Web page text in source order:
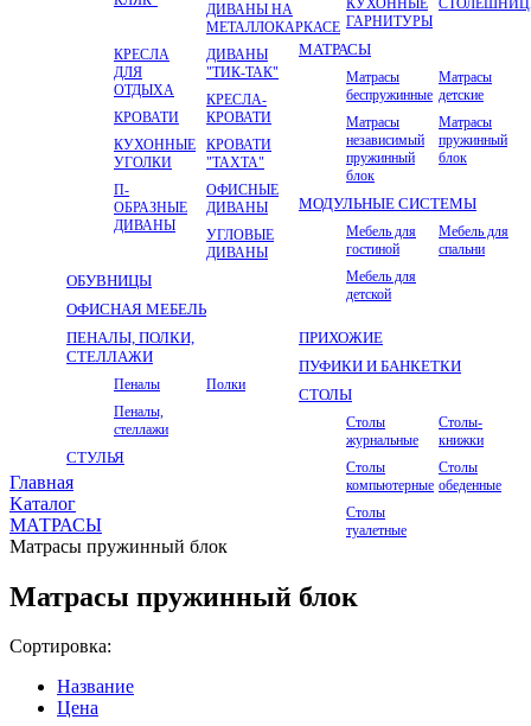
ДИВАНЫ НА
МЕТАЛЛОКАРКАСЕ
ДИВАНЫ
"ТИК-ТАК"
КРЕСЛА
ДЛЯ
ОТДЫХА
КРЕСЛА-
КРОВАТИ
КРОВАТИ
КРОВАТИ
"ТАХТА"
КУХОННЫЕ
УГОЛКИ
ОФИСНЫЕ
ДИВАНЫ
П-
ОБРАЗНЫЕ
ДИВАНЫ
УГЛОВЫЕ
ДИВАНЫ
ГАРНИТУРЫ
МАТРАСЫ
Матрасы
беспружинные
Матрасы
детские
Матрасы
независимый
пружинный
блок
Матрасы
пружинный
блок
МОДУЛЬНЫЕ СИСТЕМЫ
Мебель для
гостиной
Мебель для
спальни
Мебель для
детской
ОБУВНИЦЫ
ОФИСНАЯ МЕБЕЛЬ
ПЕНАЛЫ, ПОЛКИ,
СТЕЛЛАЖИ
Пеналы
Полки
Пеналы,
стеллажи
ПРИХОЖИЕ
ПУФИКИ И БАНКЕТКИ
СТОЛЫ
Столы
журнальные
Столы-
книжки
Столы
компьютерные
Столы
обеденные
Столы
туалетные
СТУЛЬЯ
Главная
Kаталог
МАТРАСЫ
Матрасы пружинный блок
Матрасы пружинный блок
Сортировка:
Название
Цена